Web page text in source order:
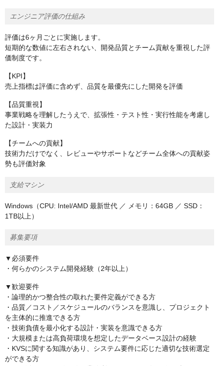
エンジニア評価の仕組み
評価は6ヶ月ごとに実施します。
短期的な数値に左右されない、開発品質とチーム貢献を重視した評
価制度です。
【KPI】
売上指標は評価に含めず、品質を最優先にした開発を評価
【品質重視】
事業戦略を理解したうえで、拡張性・テスト性・実行性能を考慮し
た設計・実装力
【チームへの貢献】
技術力だけでなく、レビューやサポートなどチーム全体への貢献姿
勢も評価対象
支給マシン
Windows（CPU: Intel/AMD 最新世代 ／ メモリ：64GB ／ SSD：
1TB以上）
募集要項
▼必須要件
・何らかのシステム開発経験（2年以上）
▼歓迎要件
・論理的かつ整合性の取れた要件定義ができる方
・品質／コスト／スケジュールのバランスを意識し、プロジェクト
を主体的に推進できる方
・技術負債を最小化する設計・実装を意識できる方
・大規模または高負荷環境を想定したデータベース設計の経験
・KVSに関する知識があり、システム要件に応じた適切な技術選定
ができる方